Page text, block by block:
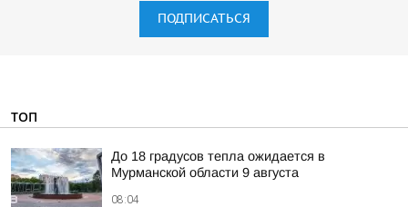
ПОДПИСАТЬСЯ
ТОП
До 18 градусов тепла ожидается в
Мурманской области 9 августа
08:04